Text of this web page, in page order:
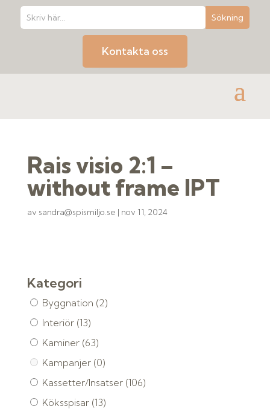
Kontakta oss
Rais visio 2:1 –
without frame IPT
av sandra@spismiljo.se | nov 11, 2024
Kategori
Byggnation (2)
Interiör (13)
Kaminer (63)
Kampanjer (0)
Kassetter/Insatser (106)
Köksspisar (13)